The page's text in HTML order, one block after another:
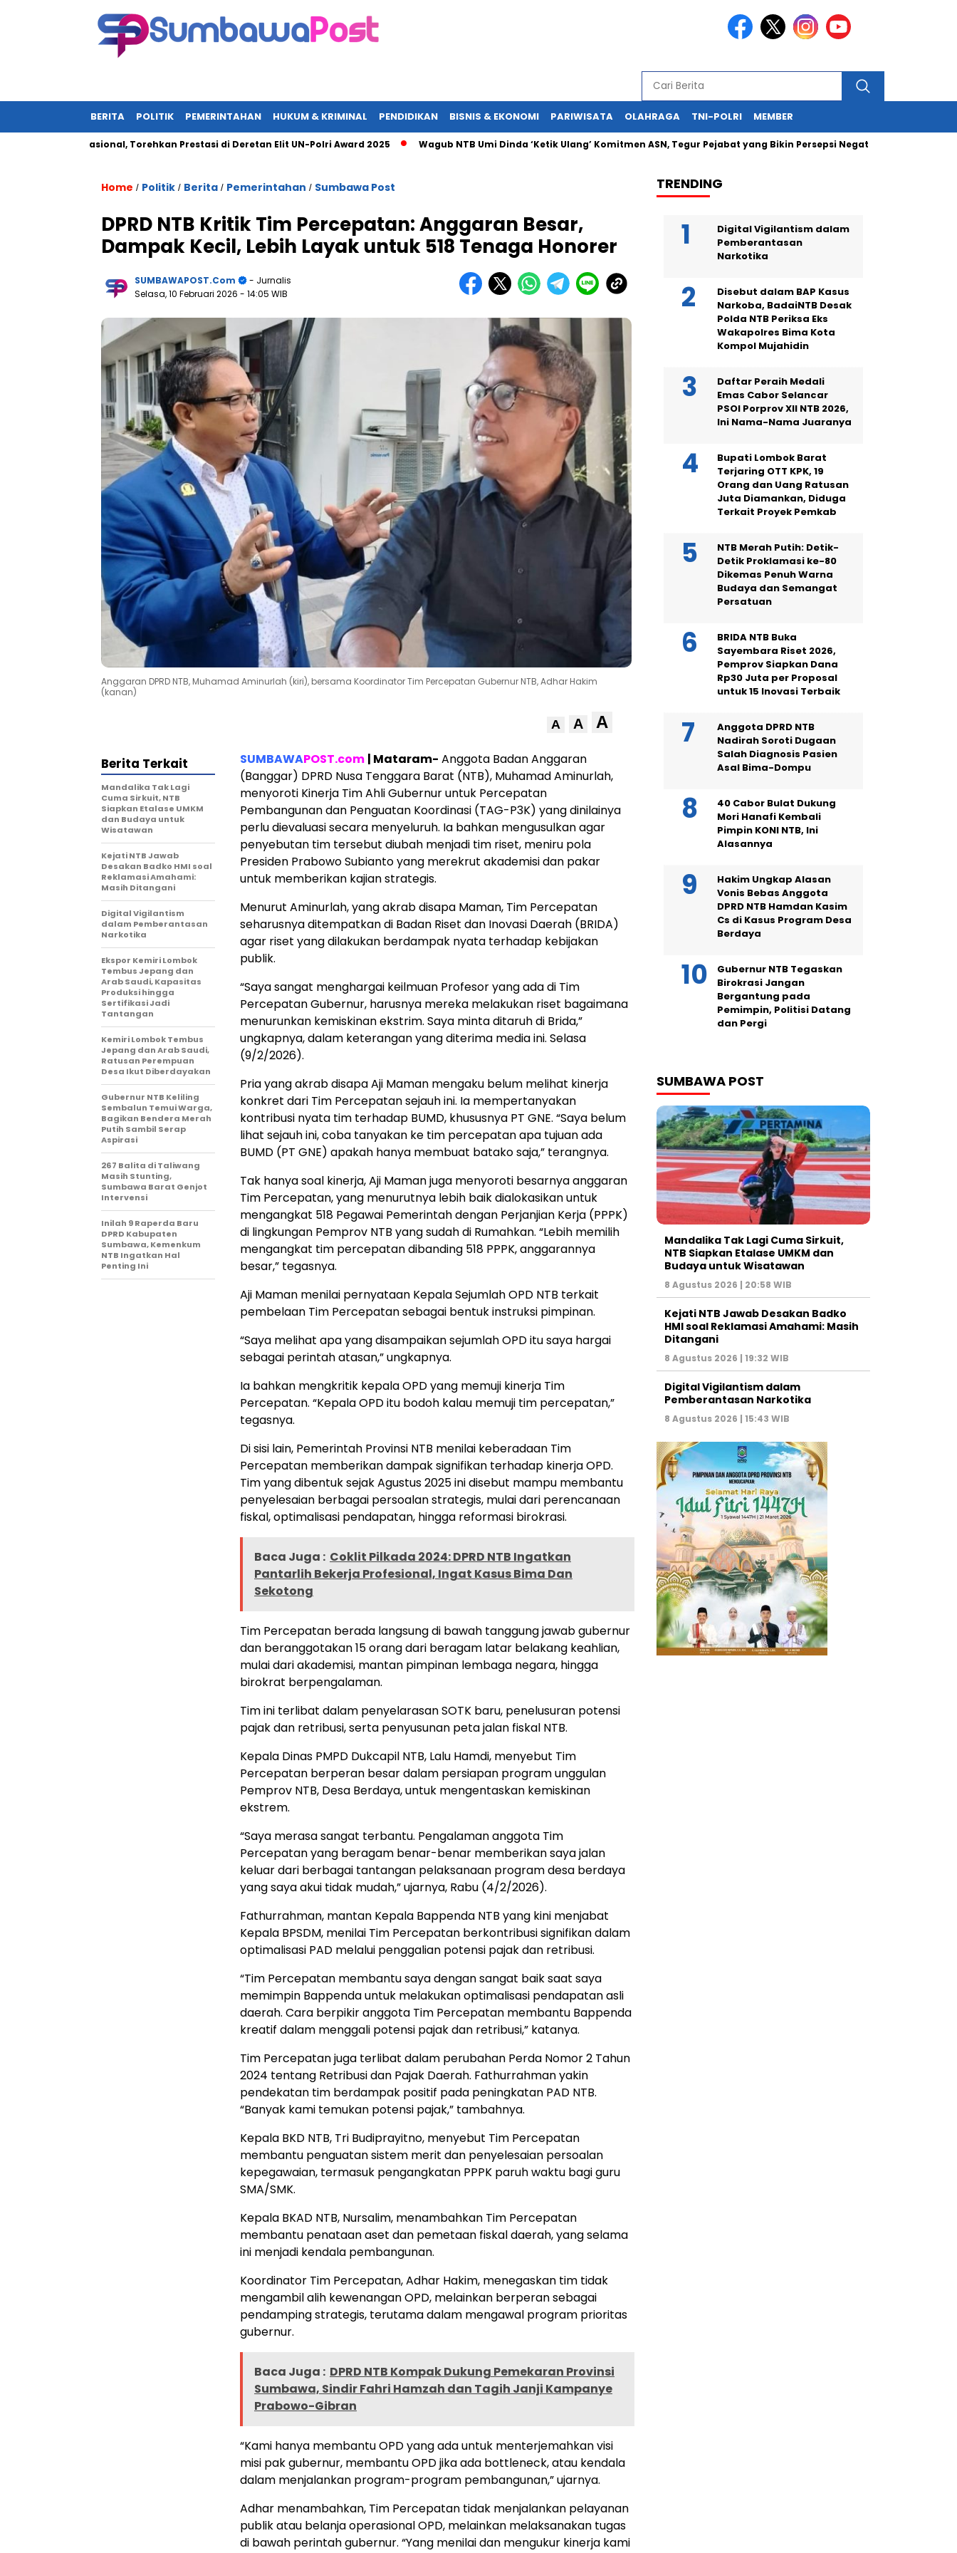
BERITA POLITIK PEMERINTAHAN HUKUM & KRIMINAL PENDIDIKAN BISNIS & EKONOMI PARIWISATA OLAHRAGA TNI-POLRI MEMBER
Nasional, Torehkan Prestasi di Deretan Elit UN-Polri Award 2025 Wagub NTB Umi Dinda ‘Ketik Ulang’ Komitmen ASN, Tegur Pejabat yang Bikin Persepsi Negatif
Home / Politik / Berita / Pemerintahan / Sumbawa Post
DPRD NTB Kritik Tim Percepatan: Anggaran Besar,
Dampak Kecil, Lebih Layak untuk 518 Tenaga Honorer
SUMBAWAPOST.com
- Jurnalis
Selasa, 10 Februari 2026 - 14:05 WIB
Anggaran DPRD NTB, Muhamad Aminurlah (kiri), bersama Koordinator Tim Percepatan Gubernur NTB, Adhar Hakim
(kanan)
A A A
SUMBAWAPOST.com | Mataram- Anggota Badan Anggaran
(Banggar) DPRD Nusa Tenggara Barat (NTB), Muhamad Aminurlah,
menyoroti Kinerja Tim Ahli Gubernur untuk Percepatan
Pembangunan dan Penguatan Koordinasi (TAG-P3K) yang dinilainya
perlu dievaluasi secara menyeluruh. Ia bahkan mengusulkan agar
penyebutan tim tersebut diubah menjadi tim riset, meniru pola
Presiden Prabowo Subianto yang merekrut akademisi dan pakar
untuk memberikan kajian strategis.
Menurut Aminurlah, yang akrab disapa Maman, Tim Percepatan
seharusnya ditempatkan di Badan Riset dan Inovasi Daerah (BRIDA)
agar riset yang dilakukan berdampak nyata terhadap kebijakan
publik.
“Saya sangat menghargai keilmuan Profesor yang ada di Tim
Percepatan Gubernur, harusnya mereka melakukan riset bagaimana
menurunkan kemiskinan ekstrim. Saya minta ditaruh di Brida,”
ungkapnya, dalam keterangan yang diterima media ini. Selasa
(9/2/2026).
Pria yang akrab disapa Aji Maman mengaku belum melihat kinerja
konkret dari Tim Percepatan sejauh ini. Ia mempertanyakan
kontribusi nyata tim terhadap BUMD, khususnya PT GNE. “Saya belum
lihat sejauh ini, coba tanyakan ke tim percepatan apa tujuan ada
BUMD (PT GNE) apakah hanya membuat batako saja,” terangnya.
Tak hanya soal kinerja, Aji Maman juga menyoroti besarnya anggaran
Tim Percepatan, yang menurutnya lebih baik dialokasikan untuk
mengangkat 518 Pegawai Pemerintah dengan Perjanjian Kerja (PPPK)
di lingkungan Pemprov NTB yang sudah di Rumahkan. “Lebih memilih
mengangkat tim percepatan dibanding 518 PPPK, anggarannya
besar,” tegasnya.
Aji Maman menilai pernyataan Kepala Sejumlah OPD NTB terkait
pembelaan Tim Percepatan sebagai bentuk instruksi pimpinan.
“Saya melihat apa yang disampaikan sejumlah OPD itu saya hargai
sebagai perintah atasan,” ungkapnya.
Ia bahkan mengkritik kepala OPD yang memuji kinerja Tim
Percepatan. “Kepala OPD itu bodoh kalau memuji tim percepatan,”
tegasnya.
Di sisi lain, Pemerintah Provinsi NTB menilai keberadaan Tim
Percepatan memberikan dampak signifikan terhadap kinerja OPD.
Tim yang dibentuk sejak Agustus 2025 ini disebut mampu membantu
penyelesaian berbagai persoalan strategis, mulai dari perencanaan
fiskal, optimalisasi pendapatan, hingga reformasi birokrasi.
Baca Juga : Coklit Pilkada 2024: DPRD NTB Ingatkan
Pantarlih Bekerja Profesional, Ingat Kasus Bima Dan
Sekotong
Tim Percepatan berada langsung di bawah tanggung jawab gubernur
dan beranggotakan 15 orang dari beragam latar belakang keahlian,
mulai dari akademisi, mantan pimpinan lembaga negara, hingga
birokrat berpengalaman.
Tim ini terlibat dalam penyelarasan SOTK baru, penelusuran potensi
pajak dan retribusi, serta penyusunan peta jalan fiskal NTB.
Kepala Dinas PMPD Dukcapil NTB, Lalu Hamdi, menyebut Tim
Percepatan berperan besar dalam persiapan program unggulan
Pemprov NTB, Desa Berdaya, untuk mengentaskan kemiskinan
ekstrem.
“Saya merasa sangat terbantu. Pengalaman anggota Tim
Percepatan yang beragam benar-benar memberikan saya jalan
keluar dari berbagai tantangan pelaksanaan program desa berdaya
yang saya akui tidak mudah,” ujarnya, Rabu (4/2/2026).
Fathurrahman, mantan Kepala Bappenda NTB yang kini menjabat
Kepala BPSDM, menilai Tim Percepatan berkontribusi signifikan dalam
optimalisasi PAD melalui penggalian potensi pajak dan retribusi.
“Tim Percepatan membantu saya dengan sangat baik saat saya
memimpin Bappenda untuk melakukan optimalisasi pendapatan asli
daerah. Cara berpikir anggota Tim Percepatan membantu Bappenda
kreatif dalam menggali potensi pajak dan retribusi,” katanya.
Tim Percepatan juga terlibat dalam perubahan Perda Nomor 2 Tahun
2024 tentang Retribusi dan Pajak Daerah. Fathurrahman yakin
pendekatan tim berdampak positif pada peningkatan PAD NTB.
“Banyak kami temukan potensi pajak,” tambahnya.
Kepala BKD NTB, Tri Budiprayitno, menyebut Tim Percepatan
membantu penguatan sistem merit dan penyelesaian persoalan
kepegawaian, termasuk pengangkatan PPPK paruh waktu bagi guru
SMA/SMK.
Kepala BKAD NTB, Nursalim, menambahkan Tim Percepatan
membantu penataan aset dan pemetaan fiskal daerah, yang selama
ini menjadi kendala pembangunan.
Koordinator Tim Percepatan, Adhar Hakim, menegaskan tim tidak
mengambil alih kewenangan OPD, melainkan berperan sebagai
pendamping strategis, terutama dalam mengawal program prioritas
gubernur.
Baca Juga : DPRD NTB Kompak Dukung Pemekaran Provinsi
Sumbawa, Sindir Fahri Hamzah dan Tagih Janji Kampanye
Prabowo-Gibran
“Kami hanya membantu OPD yang ada untuk menterjemahkan visi
misi pak gubernur, membantu OPD jika ada bottleneck, atau kendala
dalam menjalankan program-program pembangunan,” ujarnya.
Adhar menambahkan, Tim Percepatan tidak menjalankan pelayanan
publik atau belanja operasional OPD, melainkan melaksanakan tugas
di bawah perintah gubernur. “Yang menilai dan mengukur kinerja kami
Berita Terkait
Mandalika Tak Lagi
Cuma Sirkuit, NTB
Siapkan Etalase UMKM
dan Budaya untuk
Wisatawan
Kejati NTB Jawab
Desakan Badko HMI soal
Reklamasi Amahami:
Masih Ditangani
Digital Vigilantism
dalam Pemberantasan
Narkotika
Ekspor Kemiri Lombok
Tembus Jepang dan
Arab Saudi, Kapasitas
Produksi hingga
Sertifikasi Jadi
Tantangan
Kemiri Lombok Tembus
Jepang dan Arab Saudi,
Ratusan Perempuan
Desa Ikut Diberdayakan
Gubernur NTB Keliling
Sembalun Temui Warga,
Bagikan Bendera Merah
Putih Sambil Serap
Aspirasi
267 Balita di Taliwang
Masih Stunting,
Sumbawa Barat Genjot
Intervensi
Inilah 9 Raperda Baru
DPRD Kabupaten
Sumbawa, Kemenkum
NTB Ingatkan Hal
Penting Ini
TRENDING
Digital Vigilantism dalam
Pemberantasan
Narkotika
Disebut dalam BAP Kasus
Narkoba, BadaiNTB Desak
Polda NTB Periksa Eks
Wakapolres Bima Kota
Kompol Mujahidin
Daftar Peraih Medali
Emas Cabor Selancar
PSOI Porprov XII NTB 2026,
Ini Nama-Nama Juaranya
Bupati Lombok Barat
Terjaring OTT KPK, 19
Orang dan Uang Ratusan
Juta Diamankan, Diduga
Terkait Proyek Pemkab
NTB Merah Putih: Detik-
Detik Proklamasi ke-80
Dikemas Penuh Warna
Budaya dan Semangat
Persatuan
BRIDA NTB Buka
Sayembara Riset 2026,
Pemprov Siapkan Dana
Rp30 Juta per Proposal
untuk 15 Inovasi Terbaik
Anggota DPRD NTB
Nadirah Soroti Dugaan
Salah Diagnosis Pasien
Asal Bima-Dompu
40 Cabor Bulat Dukung
Mori Hanafi Kembali
Pimpin KONI NTB, Ini
Alasannya
Hakim Ungkap Alasan
Vonis Bebas Anggota
DPRD NTB Hamdan Kasim
Cs di Kasus Program Desa
Berdaya
Gubernur NTB Tegaskan
Birokrasi Jangan
Bergantung pada
Pemimpin, Politisi Datang
dan Pergi
SUMBAWA POST
Mandalika Tak Lagi Cuma Sirkuit,
NTB Siapkan Etalase UMKM dan
Budaya untuk Wisatawan
8 Agustus 2026 | 20:58 WIB
Kejati NTB Jawab Desakan Badko
HMI soal Reklamasi Amahami: Masih
Ditangani
8 Agustus 2026 | 19:32 WIB
Digital Vigilantism dalam
Pemberantasan Narkotika
8 Agustus 2026 | 15:43 WIB